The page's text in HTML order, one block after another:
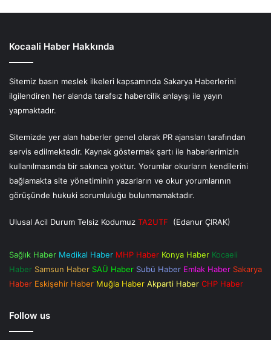
Kocaali Haber Hakkında
Sitemiz basın meslek ilkeleri kapsamında Sakarya Haberlerini
ilgilendiren her alanda tarafsız habercilik anlayışı ile yayın
yapmaktadır.
Sitemizde yer alan haberler genel olarak PR ajansları tarafından
servis edilmektedir. Kaynak göstermek şartı ile haberlerimizin
kullanılmasında bir sakınca yoktur. Yorumlar okurların kendilerini
bağlamakta site yönetiminin yazarların ve okur yorumlarının
görüşünde hukuki sorumluluğu bulunmamaktadır.
Ulusal Acil Durum Telsiz Kodumuz TA2UTF (Edanur ÇIRAK)
Sağlık Haber Medikal Haber MHP Haber Konya Haber Kocaeli
Haber Samsun Haber SAÜ Haber Subü Haber Emlak Haber Sakarya
Haber Eskişehir Haber Muğla Haber Akparti Haber CHP Haber
Follow us